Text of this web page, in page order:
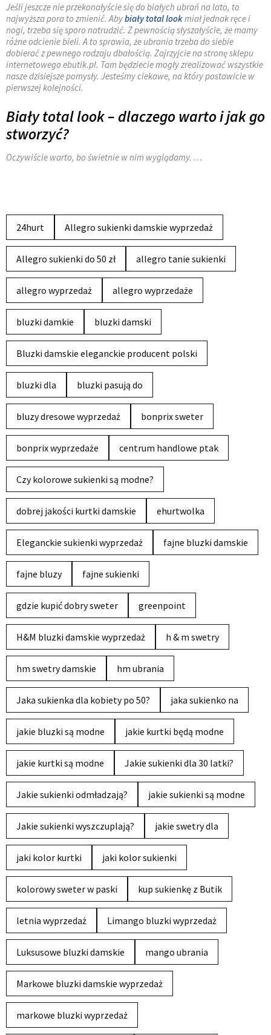
Jeśli jeszcze nie przekonałyście się do białych ubrań na lato, to
najwyższa pora to zmienić. Abybiały total lookmiał jednak ręce i
nogi, trzeba się sporo natrudzić. Z pewnością słyszałyście, że mamy
różne odcienie bieli. A to sprawia, że ubrania trzeba do siebie
dobierać z pewnego rodzaju dbałością. Zajrzyjcie na stronę sklepu
internetowego ebutik.pl. Tam będziecie mogły zrealizować wszystkie
nasze dzisiejsze pomysły. Jesteśmy ciekawe, na który postawicie w
pierwszej kolejności.
Biały total look – dlaczego warto i jak go
stworzyć?
Oczywiście warto, bo świetnie w nim wyglądamy. …
24hurt Allegro sukienki damskie wyprzedaż
Allegro sukienki do 50 zł allegro tanie sukienki
allegro wyprzedaż allegro wyprzedaże
bluzki damkie bluzki damski
Bluzki damskie eleganckie producent polski
bluzki dla bluzki pasują do
bluzy dresowe wyprzedaż bonprix sweter
bonprix wyprzedaże centrum handlowe ptak
Czy kolorowe sukienki są modne?
dobrej jakości kurtki damskie ehurtwolka
Eleganckie sukienki wyprzedaż fajne bluzki damskie
fajne bluzy fajne sukienki
gdzie kupić dobry sweter greenpoint
H&M bluzki damskie wyprzedaż h & m swetry
hm swetry damskie hm ubrania
Jaka sukienka dla kobiety po 50? jaka sukienko na
jakie bluzki są modne jakie kurtki będą modne
jakie kurtki są modne Jakie sukienki dla 30 latki?
Jakie sukienki odmładzają? jakie sukienki są modne
Jakie sukienki wyszczuplają? jakie swetry dla
jaki kolor kurtki jaki kolor sukienki
kolorowy sweter w paski kup sukienkę z Butik
letnia wyprzedaż Limango bluzki wyprzedaż
Luksusowe bluzki damskie mango ubrania
Markowe bluzki damskie wyprzedaż
markowe bluzki wyprzedaż